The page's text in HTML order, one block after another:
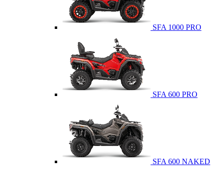
SFA 1000 PRO
SFA 600 PRO
SFA 600 NAKED